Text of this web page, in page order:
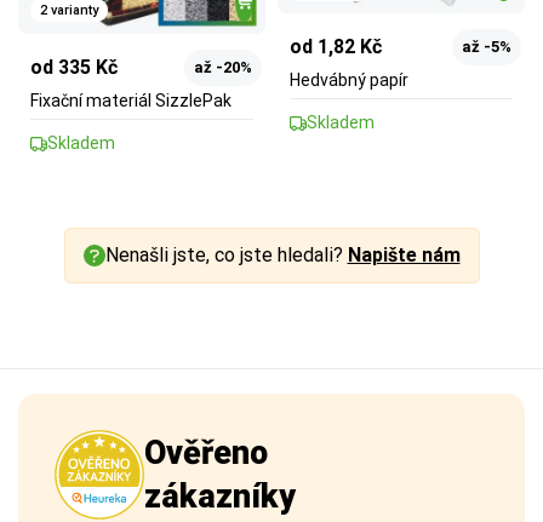
2 varianty
od 335 Kč až -20%
Fixační materiál SizzlePak
Skladem
od 1,82 Kč až -5%
Hedvábný papír
Skladem
Nenašli jste, co jste hledali? Napište nám
Ověřeno
zákazníky